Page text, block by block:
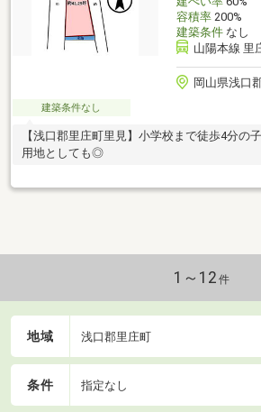
容積率200%
建築条件なし
山陽本線 里
岡山県浅口
建築条件なし
【浅口郡里庄町里見】小学校まで徒歩4分の
用地としても◎
1～12 件
地域 浅口郡里庄町
条件 指定なし